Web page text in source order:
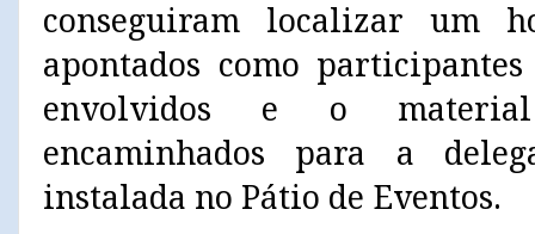
conseguiram localizar um
apontados como
envolvidos e o
encaminhados para a
instalada no Pátio de Eventos.